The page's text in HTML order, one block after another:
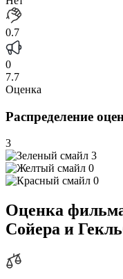
0.7
0
7.7
Оценка
Распределение
3
3
0
0
Оценка
Сойера и